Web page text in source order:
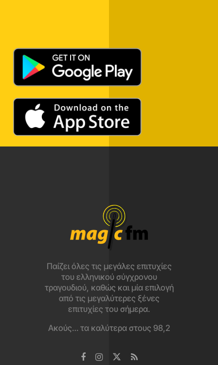
Παίζει όλες τις μεγάλες επιτυχίες
του ελληνικού σύγχρονου
τραγουδιού, καθώς και μία επιλογή
από τις μεγαλύτερες ξένες
επιτυχίες του σήμερα.
Ακούς… τα καλύτερα στους 98,2